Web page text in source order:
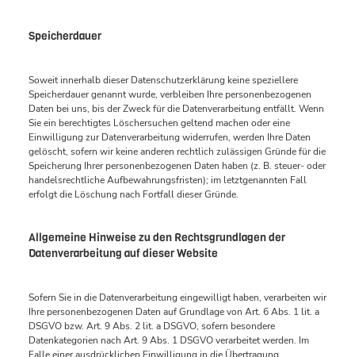
Speicherdauer
Soweit innerhalb dieser Datenschutzerklärung keine speziellere
Speicherdauer genannt wurde, verbleiben Ihre personenbezogenen
Daten bei uns, bis der Zweck für die Datenverarbeitung entfällt. Wenn
Sie ein berechtigtes Löschersuchen geltend machen oder eine
Einwilligung zur Datenverarbeitung widerrufen, werden Ihre Daten
gelöscht, sofern wir keine anderen rechtlich zulässigen Gründe für die
Speicherung Ihrer personenbezogenen Daten haben (z. B. steuer- oder
handelsrechtliche Aufbewahrungsfristen); im letztgenannten Fall
erfolgt die Löschung nach Fortfall dieser Gründe.
Allgemeine Hinweise zu den Rechtsgrundlagen der
Datenverarbeitung auf dieser Website
Sofern Sie in die Datenverarbeitung eingewilligt haben, verarbeiten wir
Ihre personenbezogenen Daten auf Grundlage von Art. 6 Abs. 1 lit. a
DSGVO bzw. Art. 9 Abs. 2 lit. a DSGVO, sofern besondere
Datenkategorien nach Art. 9 Abs. 1 DSGVO verarbeitet werden. Im